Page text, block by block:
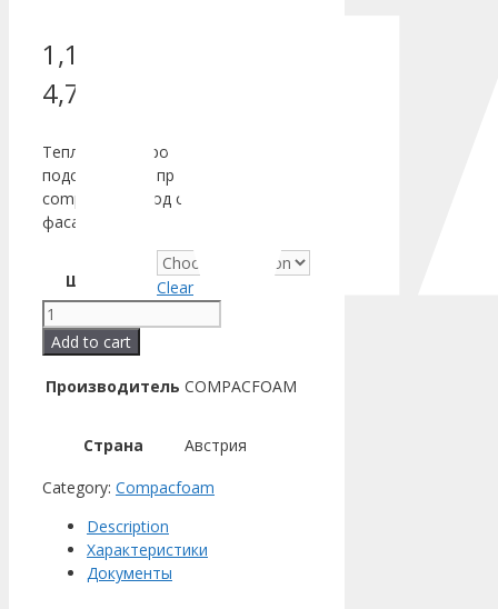
1,120.00
4,715.00
Теплый фрезерованный
подставочный профиль
compacfoam под окна двери и
фасады
Ширина
Clear
COMPACFOAM
CF125
фрезерованный
подставочный
45
quantity
Add to cart
Производитель COMPACFOAM
Страна
Австрия
Category: Compacfoam
Description
Характеристики
Документы